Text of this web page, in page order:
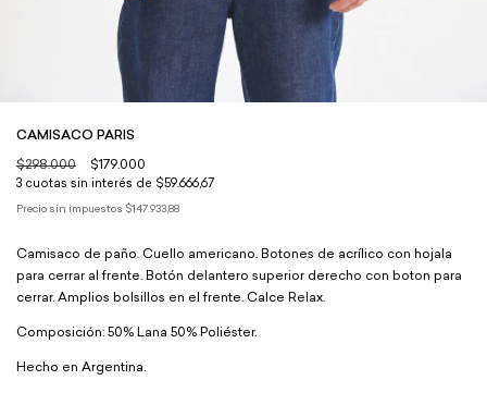
CAMISACO PARIS
$298.000 $179.000
3 cuotas sin interés de $59.666,67
Precio sin impuestos $147.933,88
Camisaco de paño. Cuello americano. Botones de acrílico con hojala
para cerrar al frente. Botón delantero superior derecho con boton para
cerrar. Amplios bolsillos en el frente. Calce Relax.
Composición: 50% Lana 50% Poliéster.
Hecho en Argentina.